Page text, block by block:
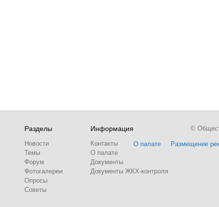
Разделы
Новости
Темы
Форум
Фотогалереи
Опросы
Советы
Информация
Контакты
О палате
Документы
Документы ЖКХ-контроля
О палате Размещение
©